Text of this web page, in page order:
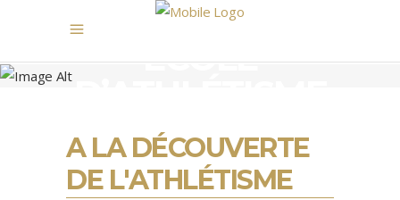
ECOLE
A LA DÉCOUVERTE
DE L'ATHLÉTISME